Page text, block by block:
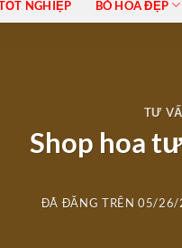
NGHIỆP BÓ HOA ĐẸP
TƯ
Shop hoa
ĐÃ ĐĂNG TRÊN05/26/